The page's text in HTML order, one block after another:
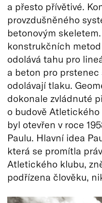
a přesto přívětivé.
provzdušněného
betonovým
konstrukčních
odolává tahu pro
a beton pro
odolávají tlaku.
dokonale zvládnuté
o budově
byl otevřen v roce
Paulu. Hlavní idea
která se promítla
Atletického klubu,
podřízena člověku,